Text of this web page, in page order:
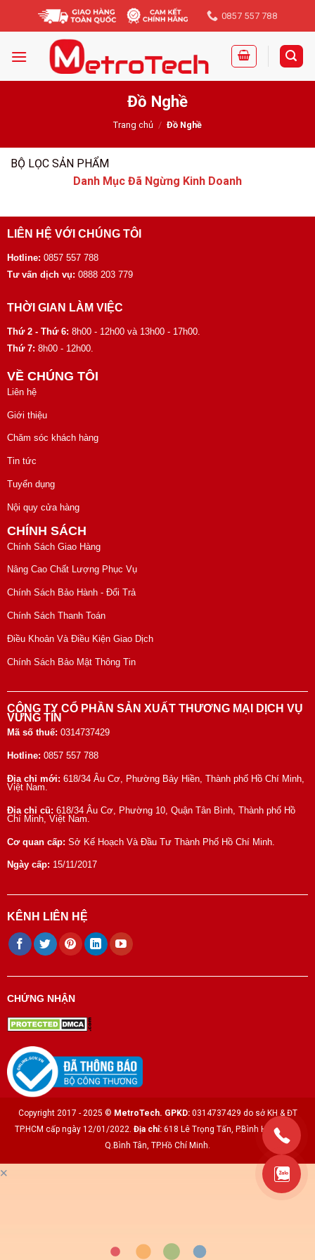
0857 557 788
Đồ Nghề
Trang chủ / Đồ Nghề
BỘ LỌC SẢN PHẨM
Danh Mục Đã Ngừng Kinh Doanh
LIÊN HỆ VỚI CHÚNG TÔI
Hotline: 0857 557 788
Tư vấn dịch vụ: 0888 203 779
THỜI GIAN LÀM VIỆC
Thứ 2 - Thứ 6: 8h00 - 12h00 và 13h00 - 17h00.
Thứ 7: 8h00 - 12h00.
VỀ CHÚNG TÔI
Liên hệ
Giới thiệu
Chăm sóc khách hàng
Tin tức
Tuyển dụng
Nội quy cửa hàng
CHÍNH SÁCH
Chính Sách Giao Hàng
Nâng Cao Chất Lượng Phục Vụ
Chính Sách Bảo Hành - Đổi Trả
Chính Sách Thanh Toán
Điều Khoản Và Điều Kiện Giao Dịch
Chính Sách Bảo Mật Thông Tin
CÔNG TY CỔ PHẦN SẢN XUẤT THƯƠNG MẠI DỊCH VỤ
VỮNG TÍN
Mã số thuế: 0314737429
Hotline: 0857 557 788
Địa chỉ mới: 618/34 Âu Cơ, Phường Bảy Hiền, Thành phố Hồ Chí Minh,
Việt Nam.
Địa chỉ cũ: 618/34 Âu Cơ, Phường 10, Quận Tân Bình, Thành phố Hồ
Chí Minh, Việt Nam.
Cơ quan cấp: Sở Kế Hoạch Và Đầu Tư Thành Phố Hồ Chí Minh.
Ngày cấp: 15/11/2017
KÊNH LIÊN HỆ
CHỨNG NHẬN
Copyright 2017 - 2025 © MetroTech. GPKD:0314737429 do sở KH & ĐT
TP.HCM cấp ngày 12/01/2022. Địa chỉ:618 Lê Trọng Tấn, P.Bình Hưng Hòa,
Q.Bình Tân, TP.Hồ Chí Minh.